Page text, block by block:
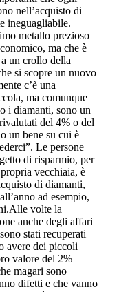
nell’acquisto di
ineguagliabile.
metallo prezioso
ma che è
un crollo della
si scopre un nuovo
c’è una
ma comunque
i diamanti, sono un
del 4% o del
un bene su cui è
Le persone
di risparmio, per
vecchiaia, è
di diamanti,
ad esempio,
volte la
anche degli affari
stati recuperati
avere dei piccoli
valore del 2%
magari sono
difetti e che vanno